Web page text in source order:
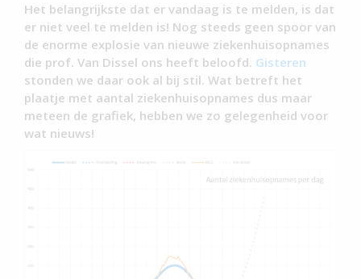
Het belangrijkste dat er vandaag is te melden, is dat
er niet veel te melden is! Nog steeds geen spoor van
de enorme explosie van nieuwe ziekenhuisopnames
die prof. Van Dissel ons heeft beloofd. Gisteren
stonden we daar ook al bij stil. Wat betreft het
plaatje met aantal ziekenhuisopnames dus maar
meteen de grafiek, hebben we zo gelegenheid voor
wat nieuws!